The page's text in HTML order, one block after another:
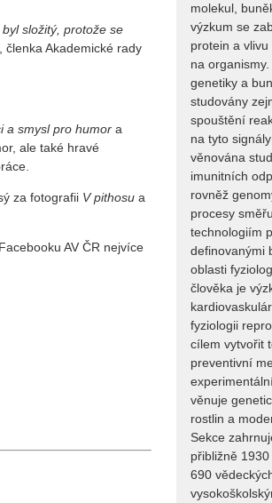
složitý, protože se
členka Akademické rady
a smysl pro humor a
ale také hravé
za fotografii V pithosu a
AV ČR nejvíce
molekul,
výzkum se
protein a
na
genetiky a
studovány
spouštění
na tyto
věnována
imunitních
rovněž
procesy
technologiím
definovanými
oblasti
člověka je
fyziologii
cílem vytvořit
preventivní
věnuje
rostlin a
Sekce
přibližně
690